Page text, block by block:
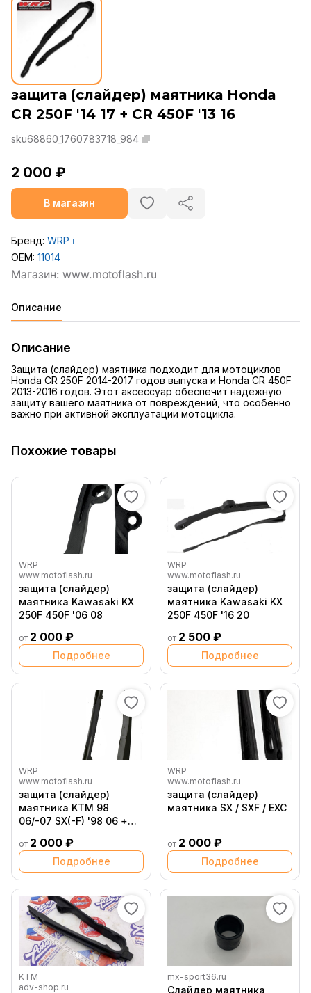
защита (слайдер) маятника Honda
CR 250F '14 17 + CR 450F '13 16
sku68860_1760783718_984
2 000 ₽
В магазин
Бренд: WRP ℹ️
OEM: 11014
Описание
Описание
Защита (слайдер) маятника подходит для мотоциклов
Honda CR 250F 2014-2017 годов выпуска и Honda CR 450F
2013-2016 годов. Этот аксессуар обеспечит надежную
защиту вашего маятника от повреждений, что особенно
важно при активной эксплуатации мотоцикла.
Похожие товары
WRP
www.motoflash.ru
защита (слайдер)
маятника Kawasaki KX
250F 450F '06 08
от 2 000 ₽
Подробнее
WRP
www.motoflash.ru
защита (слайдер)
маятника Kawasaki KX
250F 450F '16 20
от 2 500 ₽
Подробнее
WRP
www.motoflash.ru
защита (слайдер)
маятника KTM 98
06/-07 SX(-F) '98 06 +
от 2 000 ₽
Подробнее
WRP
www.motoflash.ru
защита (слайдер)
маятника SX / SXF / EXC
от 2 000 ₽
Подробнее
KTM
adv-shop.ru
mx-sport36.ru
Слайдер маятника